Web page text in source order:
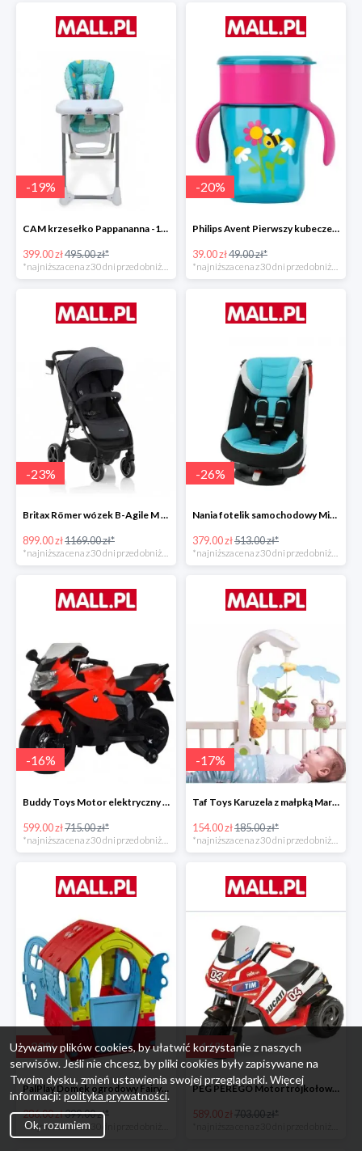
-19%
CAM krzesełko Pappananna -19%
399.00 zł495.00 zł*
*najniższa cena z 30 dni przed obniżką
-20%
Philips Avent Pierwszy kubeczek 260 ml -20%
39.00 zł49.00 zł*
*najniższa cena z 30 dni przed obniżką
-23%
Britax Römer wózek B-Agile M Black Shadow 2020 -23%
899.00 zł1169.00 zł*
*najniższa cena z 30 dni przed obniżką
-26%
Nania fotelik samochodowy Migo Saturn Premium Sky -26%
379.00 zł513.00 zł*
*najniższa cena z 30 dni przed obniżką
-16%
Buddy Toys Motor elektryczny BMW K1300 BEC 6011 -16%
599.00 zł715.00 zł*
-17%
Taf Toys Karuzela z małpką Marco -16%
154.00 zł185.00 zł*
-28%
PalPlay Domek ogrodowy Fairy House -28%
286.00 zł399.00 zł*
-16%
PEG PEREGO Motor trójkołowy Ducati Desmosedici -16%
589.00 zł703.00 zł*
Używamy plików cookies, by ułatwić korzystanie z naszych
serwisów. Jeśli nie chcesz, by pliki cookies były zapisywane na
Twoim dysku, zmień ustawienia swojej przeglądarki. Więcej
informacji:polityka prywatności.
Ok, rozumiem